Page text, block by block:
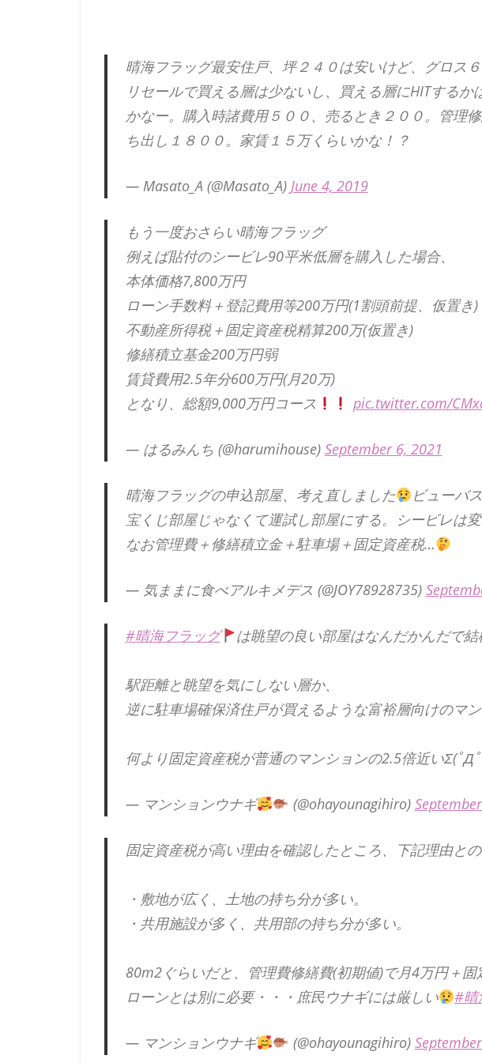
晴海フラッグ最安住戸、坪２４０は安いけど、グロス
リセールで買える層は少ないし、買える層にHITする
かなー。購入時諸費用５００、売るとき２００。管理
ち出し１８００。家賃１５万くらいかな！？
— Masato_A (@Masato_A) June 4, 2019
もう一度おさらい晴海フラッグ
例えば貼付のシービレ90平米低層を購入した場合、
本体価格7,800万円
ローン手数料＋登記費用等200万円(1割頭前提、仮置き)
不動産所得税＋固定資産税精算200万(仮置き)
修繕積立基金200万円弱
賃貸費用2.5年分600万円(月20万)
となり、総額9,000万円コース
pic.twitter.com/
— はるみんち (@harumihouse) September 6, 2021
晴海フラッグの申込部屋、考え直しました
ビューバ
宝くじ部屋じゃなくて運試し部屋にする。シービレは
なお管理費＋修繕積立金＋駐車場＋固定資産税…
— 気ままに食べアルキメデス (@JOY78928735)
#晴海フラッグ は眺望の良い部屋はなんだかんだで
駅距離と眺望を気にしない層か、
逆に駐車場確保済住戸が買えるような富裕層向けのマン
何より固定資産税が普通のマンションの2.5倍近いΣ(ﾟДﾟ
— マンションウナギ (@ohayounagihiro)
固定資産税が高い理由を確認したところ、下記理由との
・敷地が広く、土地の持ち分が多い。
・共用施設が多く、共用部の持ち分が多い。
80m2ぐらいだと、管理費修繕費(初期値)で月4万円＋
ローンとは別に必要・・・庶民ウナギには厳しい
#晴
— マンションウナギ (@ohayounagihiro)